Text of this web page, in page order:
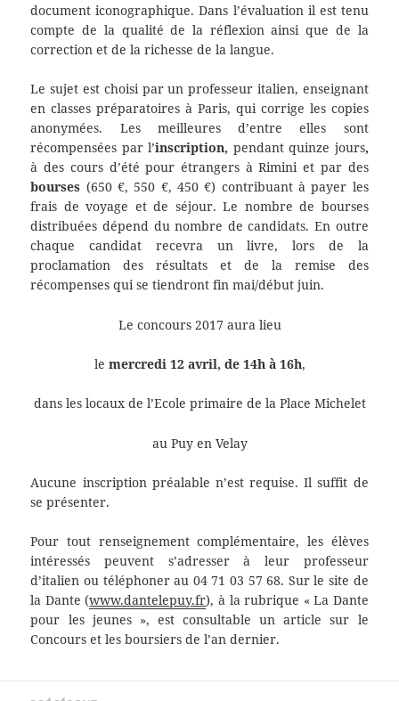
document iconographique. Dans l’évaluation il est tenu
compte de la qualité de la réflexion ainsi que de la
correction et de la richesse de la langue.
Le sujet est choisi par un professeur italien, enseignant
en classes préparatoires à Paris, qui corrige les copies
anonymées. Les meilleures d’entre elles sont
récompensées par l’inscription, pendant quinze jours,
à des cours d’été pour étrangers à Rimini et par des
bourses (650 €, 550 €, 450 €) contribuant à payer les
frais de voyage et de séjour. Le nombre de bourses
distribuées dépend du nombre de candidats. En outre
chaque candidat recevra un livre, lors de la
proclamation des résultats et de la remise des
récompenses qui se tiendront fin mai/début juin.
Le concours 2017 aura lieu
le mercredi 12 avril, de 14h à 16h,
dans les locaux de l’Ecole primaire de la Place Michelet
au Puy en Velay
Aucune inscription préalable n’est requise. Il suffit de
se présenter.
Pour tout renseignement complémentaire, les élèves
intéressés peuvent s’adresser à leur professeur
d’italien ou téléphoner au 04 71 03 57 68. Sur le site de
la Dante (www.dantelepuy.fr), à la rubrique « La Dante
pour les jeunes », est consultable un article sur le
Concours et les boursiers de l’an dernier.